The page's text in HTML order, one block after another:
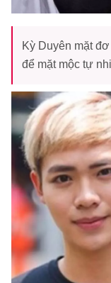
Kỳ Duyên mặt
để mặt mộc tự